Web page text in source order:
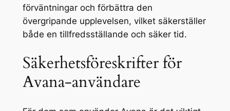
förväntningar och förbättra den
övergripande upplevelsen, vilket säkerställer
både en tillfredsställande och säker tid.
Säkerhetsföreskrifter för
Avana-användare